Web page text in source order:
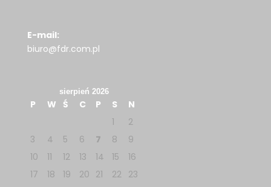
E-mail:
biuro@fdr.com.pl
sierpień 2026
P W Ś C P S
N
1
2
3
4 5 6 7 8
9
10
11 12 13 14 15
16
17
18 19 20 21 22
23